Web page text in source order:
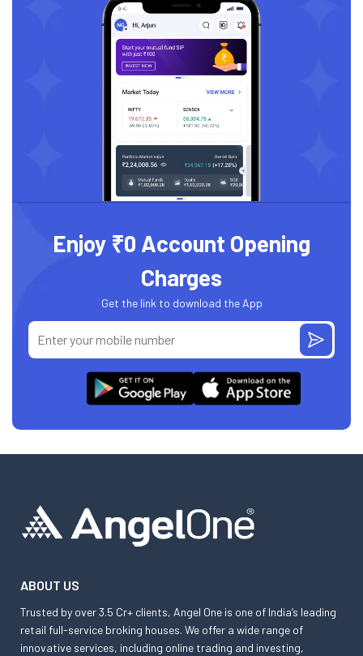
Enjoy ₹0 Account Opening
Charges
Get the link to download the App
ABOUT US
Trusted by over 3.5 Cr+ clients, Angel One is one of India’s leading
retail full-service broking houses. We offer a wide range of
innovative services, including online trading and investing,